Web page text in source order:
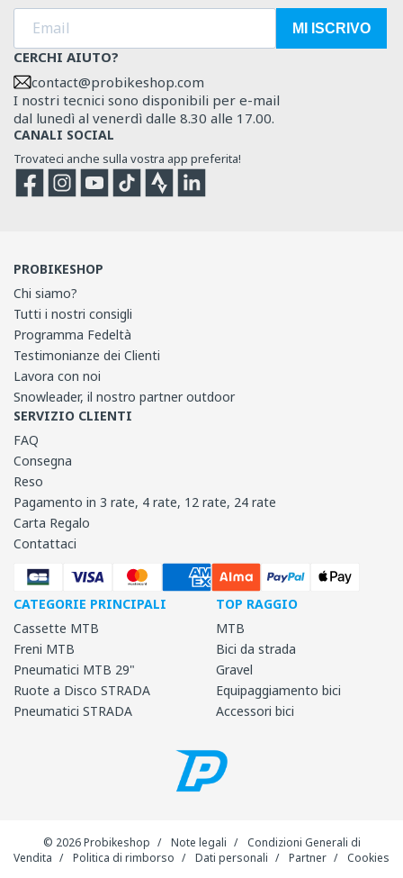
MI ISCRIVO
CERCHI AIUTO?
contact@probikeshop.com
I nostri tecnici sono disponibili per e-mail
dal lunedì al venerdì dalle 8.30 alle 17.00.
CANALI SOCIAL
Trovateci anche sulla vostra app preferita!
FacebookInstagram
YouTubeTikTokStrava
PROBIKESHOP
Chi siamo?
Tutti i nostri consigli
Programma Fedeltà
Testimonianze dei Clienti
Lavora con noi
Snowleader, il nostro partner outdoor
SERVIZIO CLIENTI
FAQ
Consegna
Reso
Pagamento in 3 rate, 4 rate, 12 rate, 24 rate
Carta Regalo
Contattaci
CATEGORIE PRINCIPALI
Cassette MTB
Freni MTB
Pneumatici MTB 29"
Ruote a Disco STRADA
Pneumatici STRADA
TOP RAGGIO
MTB
Bici da strada
Gravel
Equipaggiamento bici
Accessori bici
© 2026 Probikeshop / Note legali /
Condizioni Generali di
Vendita / Politica di rimborso / Dati personali / Partner / Cookies